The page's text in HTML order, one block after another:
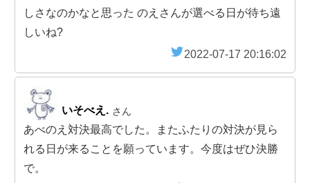
しさなのかなと思った のえさんが選べる日が待ち遠
しいね?
2022-07-17 20:16:02
いそべえ. さん
あべのえ対決最高でした。またふたりの対決が見ら
れる日が来ることを願っています。今度はぜひ決勝
で。